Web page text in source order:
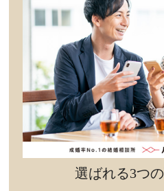
カルチャー・トレンド・芸能
驚き
選ばれる3つ